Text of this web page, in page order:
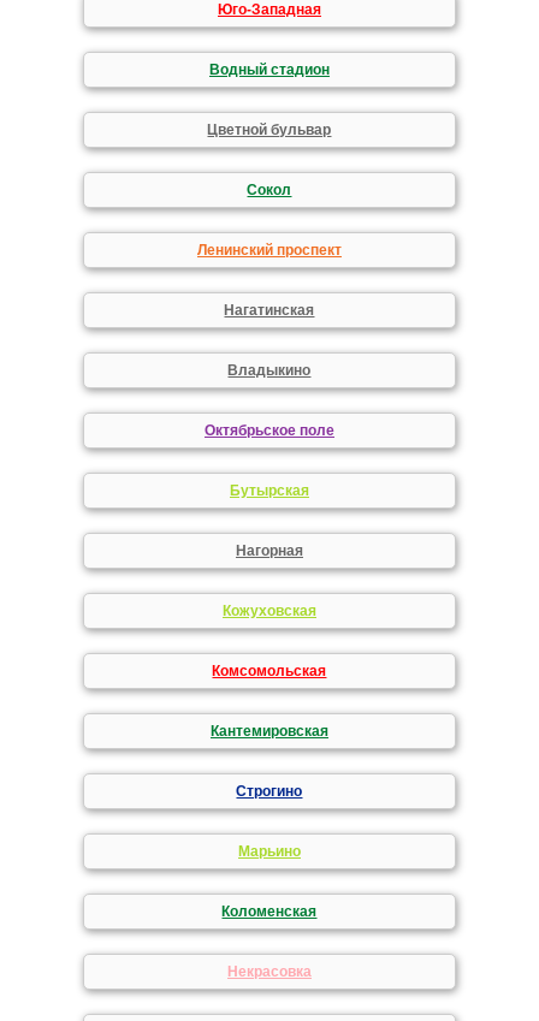
Юго-Западная
Водный стадион
Цветной бульвар
Сокол
Ленинский проспект
Нагатинская
Владыкино
Октябрьское поле
Бутырская
Нагорная
Кожуховская
Комсомольская
Кантемировская
Строгино
Марьино
Коломенская
Некрасовка